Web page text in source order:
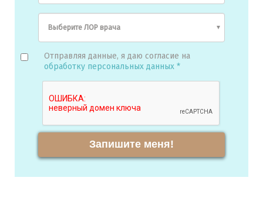
Отправляя данные, я даю согласие на
обработку персональных данных *
Запишите меня!